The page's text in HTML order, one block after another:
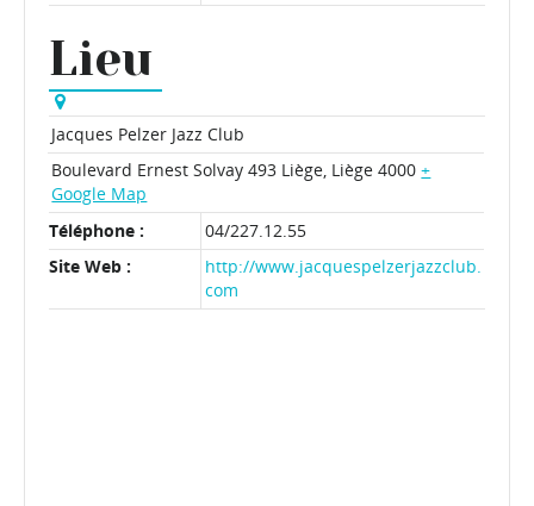
Lieu
Jacques Pelzer Jazz Club
Boulevard Ernest Solvay 493 Liège, Liège 4000 +
Google Map
Téléphone :
04/227.12.55
Site Web :
http://www.jacquespelzerjazzclub.
com